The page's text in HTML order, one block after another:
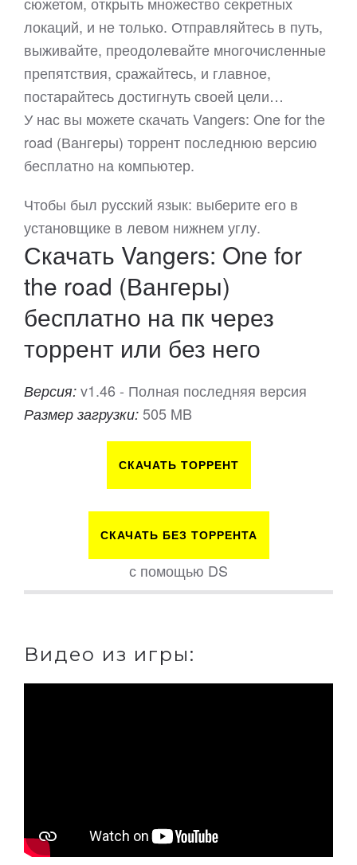
локаций, и не только. Отправляйтесь в путь,
выживайте, преодолевайте многочисленные
препятствия, сражайтесь, и главное,
постарайтесь достигнуть своей цели…
У нас вы можете скачать Vangers: One for the
road (Вангеры) торрент последнюю версию
бесплатно на компьютер.
Чтобы был русский язык: выберите его в
установщике в левом нижнем углу.
Скачать Vangers: One for
the road (Вангеры)
бесплатно на пк через
торрент или без него
Версия: v1.46 - Полная последняя версия
Размер загрузки: 505 MB
СКАЧАТЬ ТОРРЕНТ
СКАЧАТЬ БЕЗ ТОРРЕНТА
с помощью DS
Видео из игры: